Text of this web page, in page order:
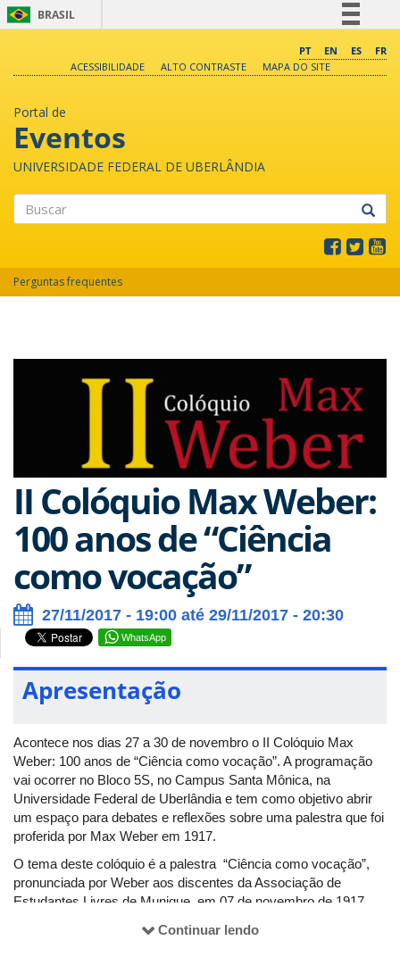
BRASIL
Comunica BR
PT EN ES
FR
ACESSIBILIDADE
ALTO CONTRASTE MAPA DO SITE
Portal de
Eventos
UNIVERSIDADE FEDERAL DE UBERLÂNDIA
Perguntas frequentes
II Colóquio Max Weber:
100 anos de “Ciência
como vocação”
27/11/2017 - 19:00 até 29/11/2017 - 20:30
WhatsApp
Apresentação
Acontece nos dias 27 a 30 de novembro o II Colóquio Max
Weber: 100 anos de “Ciência como vocação”. A programação
vai ocorrer no Bloco 5S, no Campus Santa Mônica, na
Universidade Federal de Uberlândia e tem como objetivo abrir
um espaço para debates e reflexões sobre uma palestra que foi
proferida por Max Weber em 1917.
O tema deste colóquio é a palestra “Ciência como vocação”,
pronunciada por Weber aos discentes da Associação de
Estudantes Livres de Munique, em 07 de novembro de 1917.
implicações irreversíveis do progresso científico para as
Continuar lendo